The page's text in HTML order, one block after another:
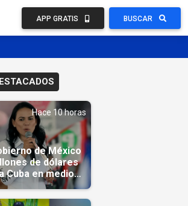
APP GRATIS BUSCAR
Hace 10 horas
de México
de dólares
Cuba en medio
la Isla